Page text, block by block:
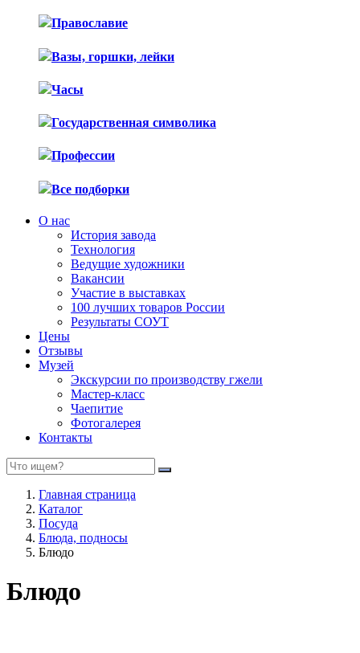
Православие
Вазы, горшки, лейки
Часы
Государственная символика
Профессии
Все подборки
О нас
История завода
Технология
Ведущие художники
Вакансии
Участие в выставках
100 лучших товаров России
Результаты СОУТ
Цены
Отзывы
Музей
Экскурсии по производству гжели
Мастер-класс
Чаепитие
Фотогалерея
Контакты
Главная страница
Каталог
Посуда
Блюда, подносы
Блюдо
Блюдо